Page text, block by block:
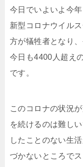
今日でいよいよ今
新型コロナウイル
方が犠牲者となり
今日も4400人超え
です。
このコロナの状況
を続けるのは難し
したことのない生
づかないところで